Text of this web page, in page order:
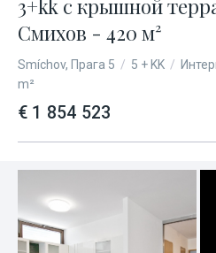
3+kk с крышной
Смихов - 420 м²
Smíchov, Прага 5 / 5 + KK /
m²
€ 1 854 523